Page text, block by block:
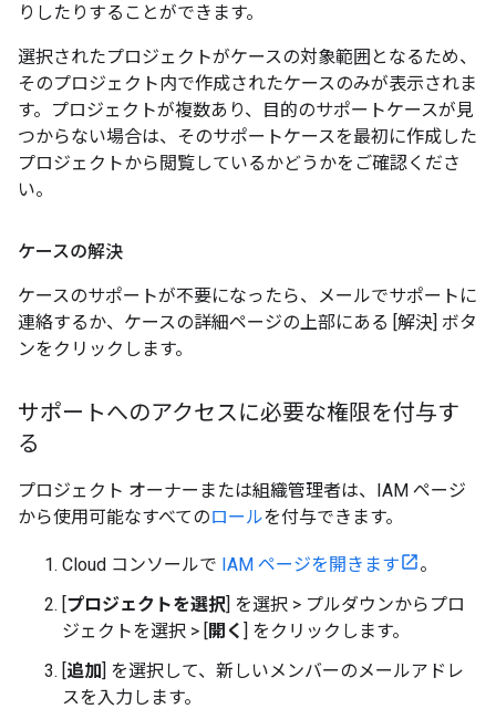
りしたりすることができます。
選択されたプロジェクトがケースの対象範囲となるため、
そのプロジェクト内で作成されたケースのみが表示されま
す。プロジェクトが複数あり、目的のサポートケースが見
つからない場合は、そのサポートケースを最初に作成した
プロジェクトから閲覧しているかどうかをご確認くださ
い。
ケースの解決
ケースのサポートが不要になったら、メールでサポートに
連絡するか、ケースの詳細ページの上部にある [解決] ボタ
ンをクリックします。
サポートへのアクセスに必要な権限を付与す
る
プロジェクト オーナーまたは組織管理者は、IAM ページ
から使用可能なすべてのロールを付与できます。
Cloud コンソールで IAM ページを開きます
。
[プロジェクトを選択] を選択 > プルダウンからプロ
ジェクトを選択 > [開く ] をクリックします。
[追加] を選択して、新しいメンバーのメールアドレ
スを入力します。